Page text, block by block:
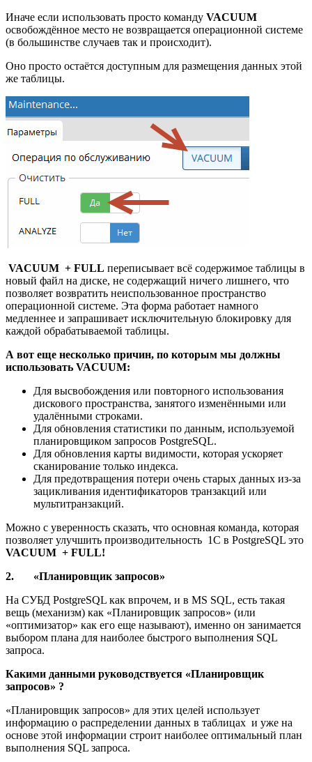
Иначе если использовать просто команду VACUUM
освобождённое место не возвращается операционной системе
(в большинстве случаев так и происходит).
Оно просто остаётся доступным для размещения данных этой
же таблицы.
VACUUM + FULL переписывает всё содержимое таблицы в
новый файл на диске, не содержащий ничего лишнего, что
позволяет возвратить неиспользованное пространство
операционной системе. Эта форма работает намного
медленнее и запрашивает исключительную блокировку для
каждой обрабатываемой таблицы.
А вот еще несколько причин, по которым мы должны
использовать VACUUM:
Для высвобождения или повторного использования
дискового пространства, занятого изменёнными или
удалёнными строками.
Для обновления статистики по данным, используемой
планировщиком запросов PostgreSQL.
Для обновления карты видимости, которая ускоряет
сканирование только индекса.
Для предотвращения потери очень старых данных из-за
зацикливания идентификаторов транзакций или
мультитранзакций.
Можно с уверенность сказать, что основная команда, которая
позволяет улучшить производительность 1С в PostgreSQL это
VACUUM + FULL!
2. «Планировщик запросов»
На СУБД PostgreSQL как впрочем, и в MS SQL, есть такая
вещь (механизм) как «Планировщик запросов» (или
«оптимизатор» как его еще называют), именно он занимается
выбором плана для наиболее быстрого выполнения SQL
запроса.
Какими данными руководствуется «Планировщик
запросов» ?
«Планировщик запросов» для этих целей использует
информацию о распределении данных в таблицах и уже на
основе этой информации строит наиболее оптимальный план
выполнения SQL запроса.